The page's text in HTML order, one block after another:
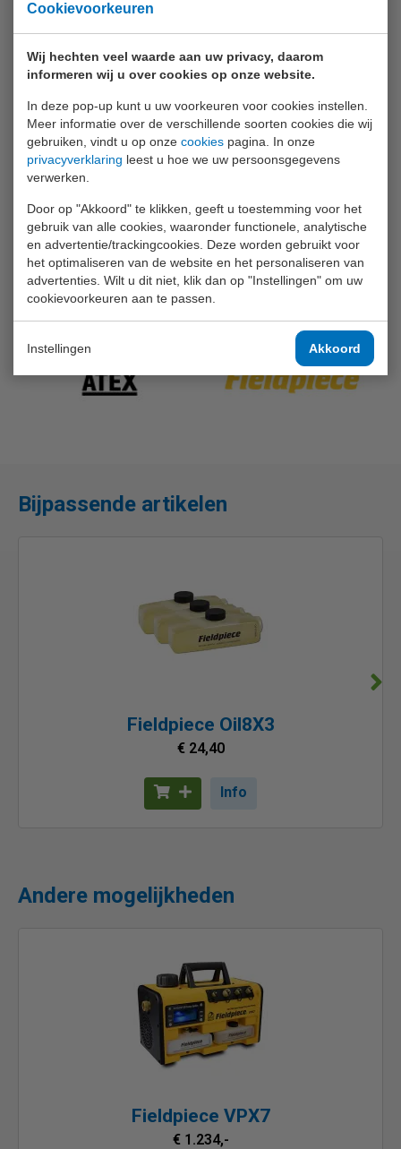
Cookievoorkeuren
Wij hechten veel waarde aan uw privacy, daarom
informeren wij u over cookies op onze website.
In deze pop-up kunt u uw voorkeuren voor cookies instellen.
Meer informatie over de verschillende soorten cookies die wij
gebruiken, vindt u op onze cookies pagina. In onze
privacyverklaring leest u hoe we uw persoonsgegevens
verwerken.
Door op "Akkoord" te klikken, geeft u toestemming voor het
gebruik van alle cookies, waaronder functionele, analytische
en advertentie/trackingcookies. Deze worden gebruikt voor
het optimaliseren van de website en het personaliseren van
advertenties. Wilt u dit niet, klik dan op "Instellingen" om uw
cookievoorkeuren aan te passen.
Instellingen Akkoord
alleen voor smering van de pompmotor, maar tevens voor
van een verontreinigd systeem is het daarom belangrijk
om de kwaliteit van de olie te controleren en deze te
vervangen indien nodig.
Productinformatie
Inbegrepen accessoires
2 x 237 ml vacuümpompolie, netsnoer en handleiding.
Bijpassende artikelen
Fieldpiece Oil8X3
€ 24,40
Info
Andere mogelijkheden
Fieldpiece VPX7
€ 1.234,-